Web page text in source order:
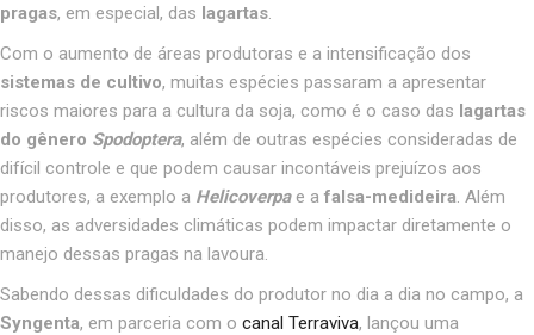
pragas, em especial, das lagartas.
Com o aumento de áreas produtoras e a intensificação dos
sistemas de cultivo, muitas espécies passaram a apresentar
riscos maiores para a cultura da soja, como é o caso das lagartas
do gênero Spodoptera, além de outras espécies consideradas de
difícil controle e que podem causar incontáveis prejuízos aos
produtores, a exemplo a Helicoverpae a falsa-medideira. Além
disso, as adversidades climáticas podem impactar diretamente o
manejo dessas pragas na lavoura.
Sabendo dessas dificuldades do produtor no dia a dia no campo, a
Syngenta, em parceria com o canal Terraviva, lançou uma